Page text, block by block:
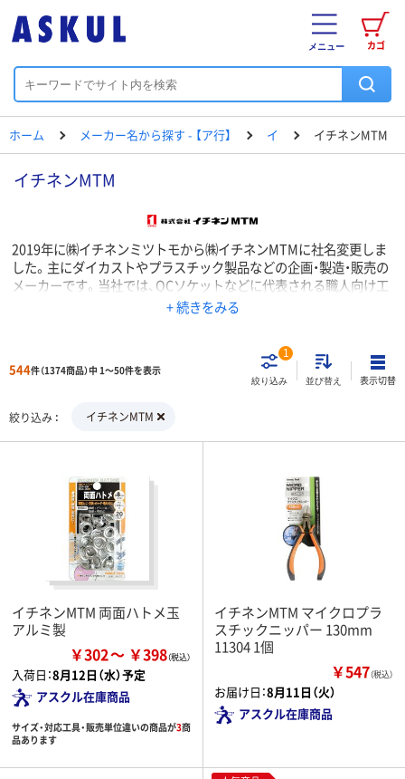
カゴ
メニュー
ホーム メーカー名から探す - 【ア行】 イ イチネンMTM
イチネンMTM
2019年に㈱イチネンミツトモから㈱イチネンMTMに社名変更しま
した。主にダイカストやプラスチック製品などの企画・製造・販売の
メーカーです。当社では、QCソケットなどに代表される職人向け工
具から電動先端工具・ハトメ、グルーガンなどのDIY製品や投光器関
+ 続きをみる
544件（1374商品）中 1～50件を表示
絞り込み
1
並び替え 表示切替
絞り込み イチネンMTM
イチネンMTM 両面ハトメ玉
アルミ製
￥302 ￥398
入荷日：8月12日（水）予定
アスクル在庫商品
サイズ・対応工具・販売単位違いの商品が3商
品あります
イチネンMTM マイクロプラ
スチックニッパー 130mm
11304 1個
￥547（税込）
お届け日：8月11日（火）
アスクル在庫商品